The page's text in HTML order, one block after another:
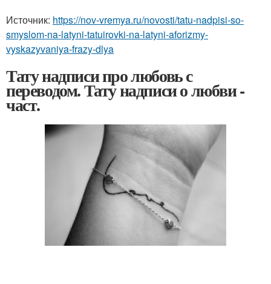
Источник: https://nov-vremya.ru/novosti/tatu-nadpisi-so-
smyslom-na-latyni-tatuirovki-na-latyni-aforizmy-
vyskazyvaniya-frazy-dlya
Тату надписи про любовь с
переводом. Тату надписи о любви -
част.